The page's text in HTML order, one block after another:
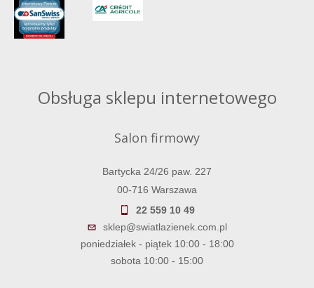
Obsługa sklepu internetowego
Salon firmowy
Bartycka 24/26 paw. 227
00-716 Warszawa
22 559 10 49
sklep@swiatlazienek.com.pl
poniedziałek - piątek 10:00 - 18:00
sobota 10:00 - 15:00